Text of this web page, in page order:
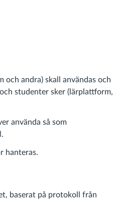
och andra) skall användas och
studenter sker (lärplattform,
använda så som
hanteras.
baserat på protokoll från